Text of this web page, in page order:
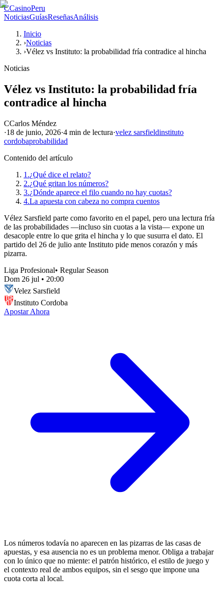
CCasinoPeru
NoticiasGuíasReseñasAnálisis
Inicio
›Noticias
›Vélez vs Instituto: la probabilidad fría contradice al hincha
Noticias
Vélez vs Instituto: la probabilidad fría
contradice al hincha
CCarlos Méndez
·18 de junio, 2026·4 min de lectura·velez sarsfieldinstituto
cordobaprobabilidad
Contenido del artículo
1.¿Qué dice el relato?
2.¿Qué gritan los números?
3.¿Dónde aparece el filo cuando no hay cuotas?
4.La apuesta con cabeza no compra cuentos
Vélez Sarsfield parte como favorito en el papel, pero una lectura fría
de las probabilidades —incluso sin cuotas a la vista— expone un
desacople entre lo que grita el hincha y lo que susurra el dato. El
partido del 26 de julio ante Instituto pide menos corazón y más
pizarra.
Liga Profesional• Regular Season
Dom 26 jul • 20:00
Velez Sarsfield
Instituto Cordoba
Apostar Ahora
Los números todavía no aparecen en las pizarras de las casas de
apuestas, y esa ausencia no es un problema menor. Obliga a trabajar
con lo único que no miente: el patrón histórico, el estilo de juego y
el contexto real de ambos equipos, sin el sesgo que impone una
cuota corta al local.